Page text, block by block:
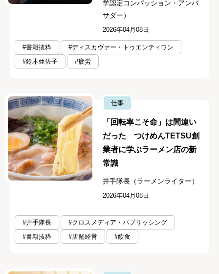
学認定コンパッション・アンバ
サダー）
2026年04月08日
#書籍抜粋
#ディスカヴァー・トゥエンティワン
#鈴木亜佐子
#疲労
仕事
「回転率こそ命」は間違い
だった つけめんTETSU創
業者に学ぶラーメン店の新
常識
井手隊長（ラーメンライター）
2026年04月08日
#井手隊長
#クロスメディア・パブリッシング
#書籍抜粋
#店舗経営 #飲食